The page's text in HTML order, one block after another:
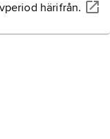
härifrån.